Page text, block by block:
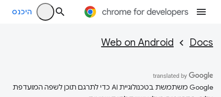
היכנס
Docs
Web on Android
‫Google משתמשת בטכנולוגיית AI כדי לתרגם תוכן לשפה המועדפת